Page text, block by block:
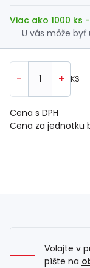
Viac ako 1000 ks
U vás môže byť
- + KS
Cena za jednotku
Cena s DPH
Volajte v
píšte na